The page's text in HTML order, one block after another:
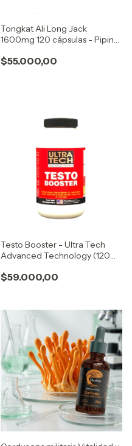
Tongkat Ali Long Jack
1600mg 120 cápsulas - Piping
$55.000,00
Testo Booster - Ultra Tech
Advanced Technology (120
$59.000,00